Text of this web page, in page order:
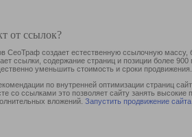
от ссылок?
СеоТраф создает естественную ссылочную
ссылки, содержание страниц и позиции более
уменьшить стоимость и сроки продвижения.
по внутренней оптимизации страниц
со ссылками это позволяет сайту занять
вложений. Запустить продвижение сайта